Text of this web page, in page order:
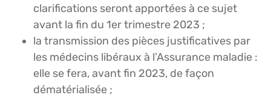
clarifications seront apportées à ce sujet
avant la fin du 1er trimestre 2023 ;
la transmission des pièces justificatives par
les médecins libéraux à l’Assurance maladie :
elle se fera, avant fin 2023, de façon
dématérialisée ;